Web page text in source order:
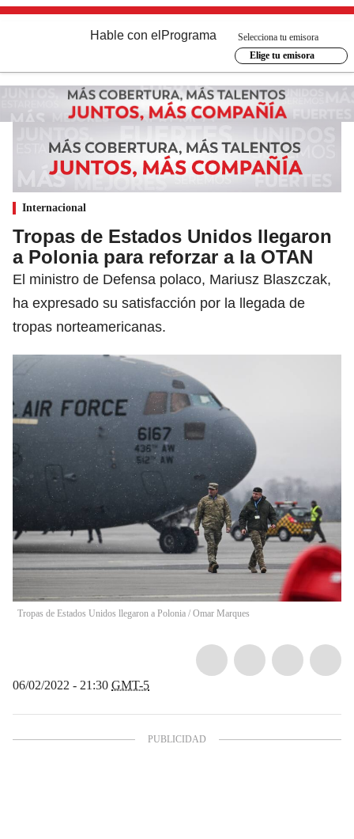
Hable con el Programa
Selecciona tu emisora
Elige tu emisora
Internacional
Tropas de Estados Unidos llegaron
a Polonia para reforzar a la OTAN
El ministro de Defensa polaco, Mariusz Blaszczak,
ha expresado su satisfacción por la llegada de
tropas norteamericanas.
Tropas de Estados Unidos llegaron a Polonia / Omar Marques
06/02/2022 - 21:30 GMT-5